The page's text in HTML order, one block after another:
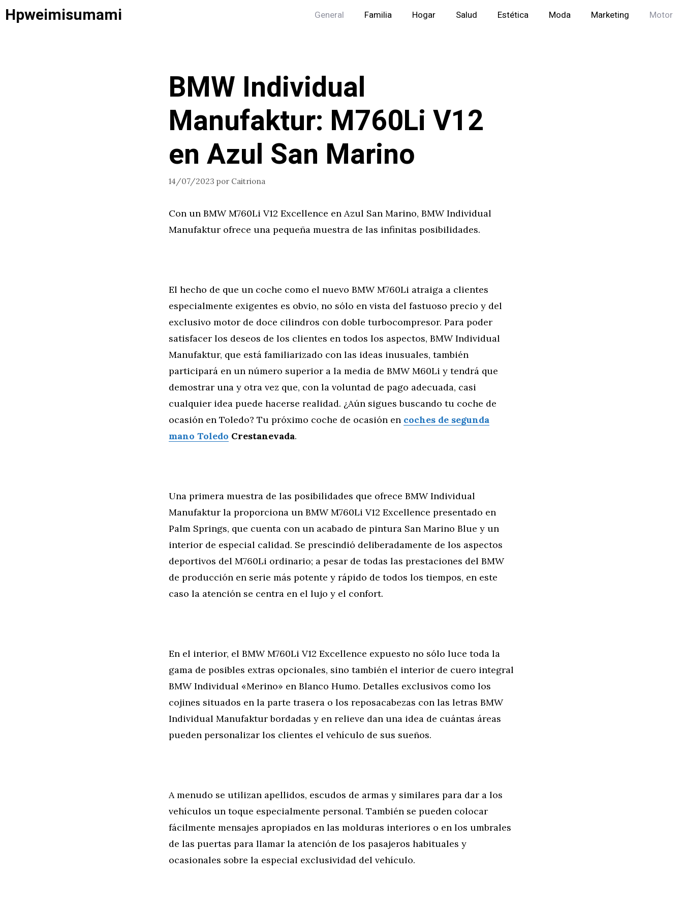
Saltar
alHpweimisumami General Familia Hogar Salud Estética Moda Marketing Motor
BMW Individual
Manufaktur: M760Li V12
en Azul San Marino
14/07/2023 por Caitriona
Con un BMW M760Li V12 Excellence en Azul San Marino, BMW Individual
Manufaktur ofrece una pequeña muestra de las infinitas posibilidades.
El hecho de que un coche como el nuevo BMW M760Li atraiga a clientes
especialmente exigentes es obvio, no sólo en vista del fastuoso precio y del
exclusivo motor de doce cilindros con doble turbocompresor. Para poder
satisfacer los deseos de los clientes en todos los aspectos, BMW Individual
Manufaktur, que está familiarizado con las ideas inusuales, también
participará en un número superior a la media de BMW M60Li y tendrá que
demostrar una y otra vez que, con la voluntad de pago adecuada, casi
cualquier idea puede hacerse realidad. ¿Aún sigues buscando tu coche de
ocasión en Toledo? Tu próximo coche de ocasión en coches de segunda
mano Toledo Crestanevada.
Una primera muestra de las posibilidades que ofrece BMW Individual
Manufaktur la proporciona un BMW M760Li V12 Excellence presentado en
Palm Springs, que cuenta con un acabado de pintura San Marino Blue y un
interior de especial calidad. Se prescindió deliberadamente de los aspectos
deportivos del M760Li ordinario; a pesar de todas las prestaciones del BMW
de producción en serie más potente y rápido de todos los tiempos, en este
caso la atención se centra en el lujo y el confort.
En el interior, el BMW M760Li V12 Excellence expuesto no sólo luce toda la
gama de posibles extras opcionales, sino también el interior de cuero integral
BMW Individual «Merino» en Blanco Humo. Detalles exclusivos como los
cojines situados en la parte trasera o los reposacabezas con las letras BMW
Individual Manufaktur bordadas y en relieve dan una idea de cuántas áreas
pueden personalizar los clientes el vehículo de sus sueños.
A menudo se utilizan apellidos, escudos de armas y similares para dar a los
vehículos un toque especialmente personal. También se pueden colocar
fácilmente mensajes apropiados en las molduras interiores o en los umbrales
de las puertas para llamar la atención de los pasajeros habituales y
ocasionales sobre la especial exclusividad del vehículo.